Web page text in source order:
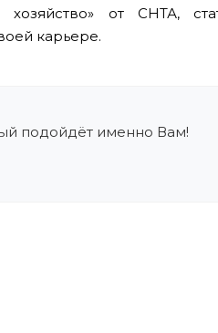
от СНТА,
карьере.
подойдёт именно Вам!